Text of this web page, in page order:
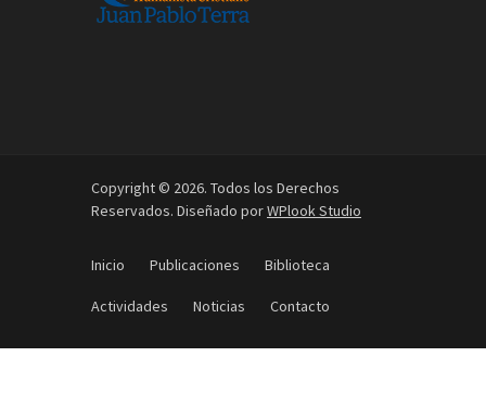
Copyright © 2026. Todos los Derechos
Reservados. Diseñado porWPlook Studio
Inicio Publicaciones Biblioteca
Actividades Noticias Contacto